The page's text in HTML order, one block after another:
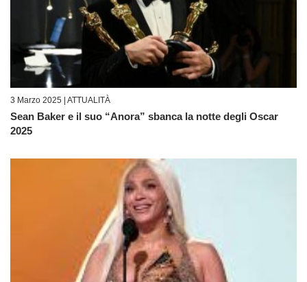
3 Marzo 2025 | ATTUALITÀ
Sean Baker e il suo “Anora” sbanca la notte degli Oscar
2025